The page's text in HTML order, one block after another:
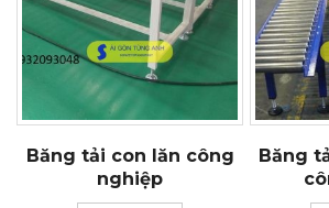
Băng tải con lăn công
nghiệp
Băng